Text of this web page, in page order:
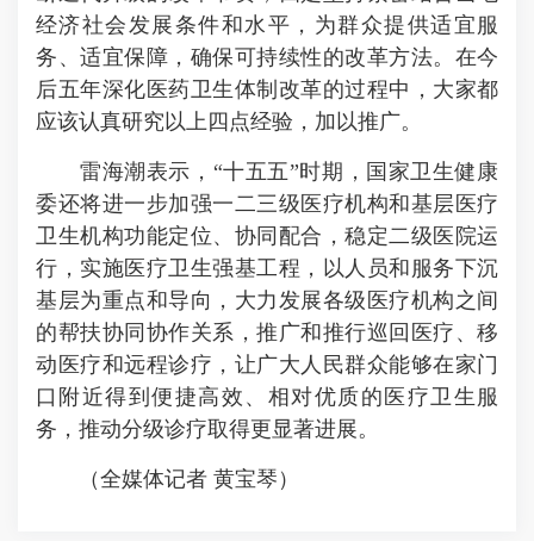
经济社会发展条件和水平，为群众提供适宜服
务、适宜保障，确保可持续性的改革方法。在今
后五年深化医药卫生体制改革的过程中，大家都
应该认真研究以上四点经验，加以推广。
雷海潮表示，“十五五”时期，国家卫生健康
委还将进一步加强一二三级医疗机构和基层医疗
卫生机构功能定位、协同配合，稳定二级医院运
行，实施医疗卫生强基工程，以人员和服务下沉
基层为重点和导向，大力发展各级医疗机构之间
的帮扶协同协作关系，推广和推行巡回医疗、移
动医疗和远程诊疗，让广大人民群众能够在家门
口附近得到便捷高效、相对优质的医疗卫生服
务，推动分级诊疗取得更显著进展。
（全媒体记者 黄宝琴）